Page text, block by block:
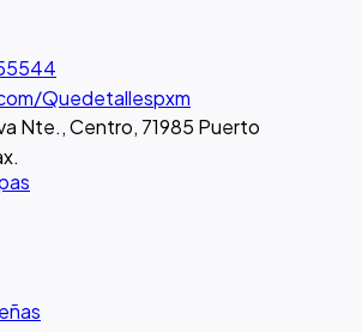
Quedetallespxm
Nte., Centro, 71985 Puerto